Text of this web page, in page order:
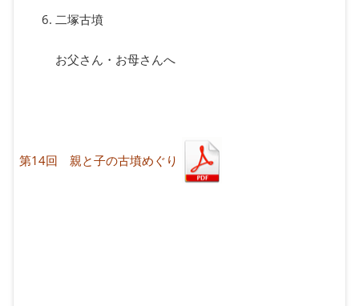
二塚古墳
お父さん・お母さんへ
第14回 親と子の古墳めぐり